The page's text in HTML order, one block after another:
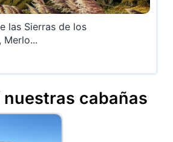
las Sierras de los
Merlo...
cabañas